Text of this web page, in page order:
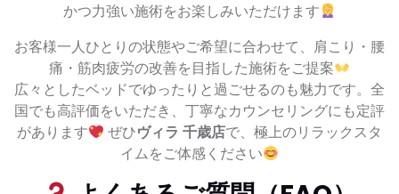
かつ力強い施術をお楽しみいただけます
お客様一人ひとりの状態やご希望に合わせて、肩こり・腰
痛・筋肉疲労の改善を目指した施術をご提案
広々としたベッドでゆったりと過ごせるのも魅力です。全
国でも高評価をいただき、丁寧なカウンセリングにも定評
があります
ぜひヴィラ 千歳店で、極上のリラックスタ
イムをご体感ください